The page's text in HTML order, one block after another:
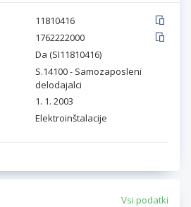
11810416
1762222000
Da (SI11810416)
S.14100 - Samozaposleni
delodajalci
1. 1. 2003
Elektroinštalacije
Vsi podatki